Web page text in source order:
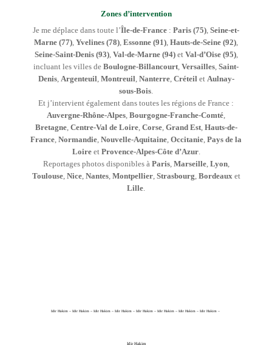
Zones d’intervention
Je me déplace dans toute l’Île-de-France : Paris (75), Seine-et-
Marne (77), Yvelines (78), Essonne (91), Hauts-de-Seine (92),
Seine-Saint-Denis (93), Val-de-Marne (94)et Val-d’Oise (95),
incluant les villes de Boulogne-Billancourt, Versailles, Saint-
Denis, Argenteuil, Montreuil, Nanterre, Créteilet Aulnay-
sous-Bois.
Et j’intervient également dans toutes les régions de France :
Auvergne-Rhône-Alpes, Bourgogne-Franche-Comté,
Bretagne, Centre-Val de Loire, Corse, Grand Est, Hauts-de-
France, Normandie, Nouvelle-Aquitaine, Occitanie, Pays de la
Loireet Provence-Alpes-Côte d’Azur.
Reportages photos disponibles à Paris, Marseille, Lyon,
Toulouse, Nice, Nantes, Montpellier, Strasbourg, Bordeauxet
Lille.
Idir Hakim – Idir Hakim – Idir Hakim – Idir Hakim – Idir Hakim – Idir Hakim – Idir Hakim – Idir Hakim –
Idir Hakim